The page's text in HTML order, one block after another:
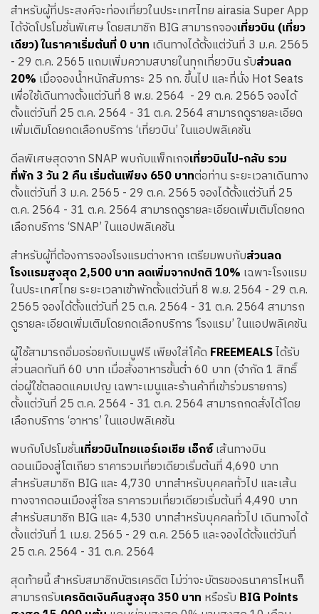
สำหรับผู้ที่ประสงค์จะท่องเที่ยวในประเทศไทย airasia Super App
ได้จัดโปรโมชั่นพิเศษ โดยสมาชิก BIG สามารถจองเที่ยวบิน (เที่ยว
เดียว) ในราคาเริ่มต้นที่ 0 บาท เดินทางได้ตั้งแต่วันที่ 3 ม.ค. 2565
- 29 ต.ค. 2565 แถมเพิ่มความสบายในทุกเที่ยวบิน รับส่วนลด
20% เมื่อจองน้ำหนักสัมภาระ 25 กก. ขึ้นไป และที่นั่ง Hot Seats
เพื่อใช้เดินทางตั้งแต่วันที่ 8 พ.ย. 2564 - 29 ต.ค. 2565 จองได้
ตั้งแต่วันที่ 25 ต.ค. 2564 - 31 ต.ค. 2564 สามารถดูรายละเอียด
เพิ่มเติมโดยกดเลือกบริการ ‘เที่ยวบิน’ ในแอปพลิเคชัน
ดีลพิเศษสุดจาก SNAP พบกับแพ็กเกจเที่ยวบินไป-กลับ รวม
ที่พัก 3 วัน 2 คืนเริ่มต้นเพียง 650 บาทต่อท่าน ระยะเวลาเดินทาง
ตั้งแต่วันที่ 3 ม.ค. 2565 - 29 ต.ค. 2565จองได้ตั้งแต่วันที่ 25
ต.ค. 2564 - 31 ต.ค. 2564 สามารถดูรายละเอียดเพิ่มเติมโดยกด
เลือกบริการ ‘SNAP’ ในแอปพลิเคชัน
สำหรับผู้ที่ต้องการจองโรงแรมต่างหาก เตรียมพบกับส่วนลด
โรงแรมสูงสุด 2,500 บาท ลดเพิ่มจากปกติ 10% เฉพาะโรงแรม
ในประเทศไทย ระยะเวลาเข้าพักตั้งแต่วันที่ 8 พ.ย. 2564 - 29 ต.ค.
2565 จองได้ตั้งแต่วันที่ 25 ต.ค. 2564 - 31 ต.ค. 2564 สามารถ
ดูรายละเอียดเพิ่มเติมโดยกดเลือกบริการ ‘โรงแรม’ ในแอปพลิเคชัน
ผู้ใช้สามารถอิ่มอร่อยกับเมนูฟรี เพียงใส่โค้ด FREEMEALSได้รับ
ส่วนลดทันที 60 บาท เมื่อสั่งอาหารขั้นต่ำ 60 บาท (จำกัด 1 สิทธิ์
ต่อผู้ใช้ตลอดแคมเปญ เฉพาะเมนูและร้านค้าที่เข้าร่วมรายการ)
ตั้งแต่วันที่ 25 ต.ค. 2564 - 31 ต.ค. 2564 สามารถกดสั่งได้โดย
เลือกบริการ ‘อาหาร’ ในแอปพลิเคชัน
พบกับโปรโมชั่นเที่ยวบินไทยแอร์เอเชีย เอ็กซ์เส้นทางบิน
ดอนเมืองสู่โตเกียว ราคารวมเที่ยวเดียวเริ่มต้นที่ 4,690 บาท
สำหรับสมาชิก BIG และ 4,730 บาทสำหรับบุคคลทั่วไป และเส้น
ทางจากดอนเมืองสู่โซล ราคารวมเที่ยวเดียวเริ่มต้นที่ 4,490 บาท
สำหรับสมาชิก BIG และ 4,530 บาทสำหรับบุคคลทั่วไป เดินทางได้
ตั้งแต่วันที่ 1 เม.ย. 2565 - 29 ต.ค. 2565 และจองได้ตั้งแต่วันที่
25 ต.ค. 2564 - 31 ต.ค. 2564
สุดท้ายนี้ สำหรับสมาชิกบัตรเครดิต ไม่ว่าจะบัตรของธนาคารไหนก็
สามารถรับเครดิตเงินคืนสูงสุด 350 บาท หรือรับ BIG Points